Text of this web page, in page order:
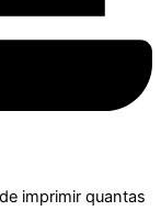
imprimir quantas